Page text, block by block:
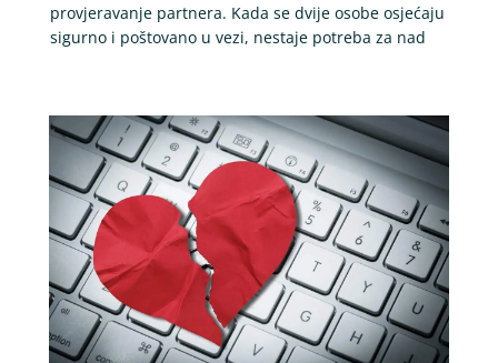
provjeravanje partnera. Kada se dvije osobe osjećaju
sigurno i poštovano u vezi, nestaje potreba za nad